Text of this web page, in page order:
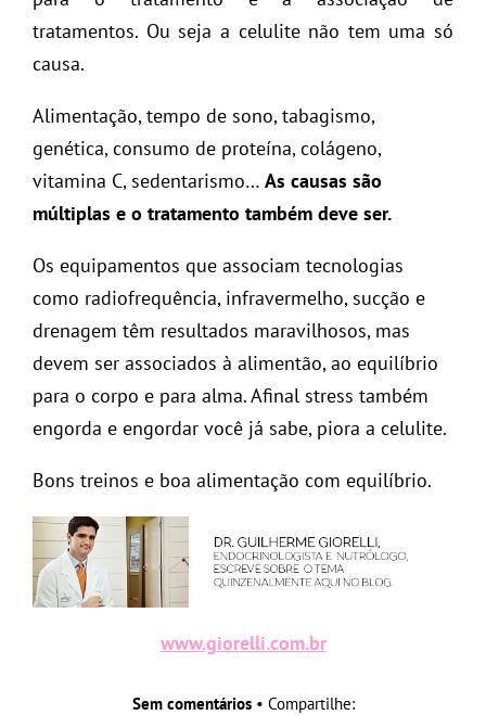
tratamentos. Ou seja a celulite não tem uma só
causa.
Alimentação, tempo de sono, tabagismo,
genética, consumo de proteína, colágeno,
vitamina C, sedentarismo… As causas são
múltiplas e o tratamento também deve ser.
Os equipamentos que associam tecnologias
como radiofrequência, infravermelho, sucção e
drenagem têm resultados maravilhosos, mas
devem ser associados à alimentão, ao equilíbrio
para o corpo e para alma. Afinal stress também
engorda e engordar você já sabe, piora a celulite.
Bons treinos e boa alimentação com equilíbrio.
www.giorelli.com.br
Sem comentários• Compartilhe: